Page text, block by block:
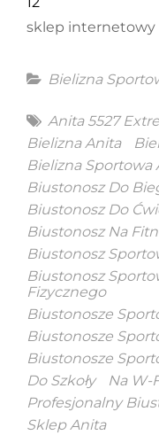
sklep internetowy
Categories
Bielizna
Tags
Anita 5527
Bielizna Anita
Bielizna Sportowa
Biustonosz Do
Biustonosz Do
Biustonosz Na
Biustonosz
Biustonosz
Fizycznego
Biustonosze
Biustonosze
Biustonosze
Do Szkoły
Na W-
Profesjonalny
Sklep Anita